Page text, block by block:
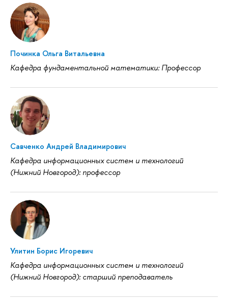
Починка Ольга Витальевна
Кафедра фундаментальной математики: Профессор
Савченко Андрей Владимирович
Кафедра информационных систем и технологий
(Нижний Новгород): профессор
Улитин Борис Игоревич
Кафедра информационных систем и технологий
(Нижний Новгород): старший преподаватель